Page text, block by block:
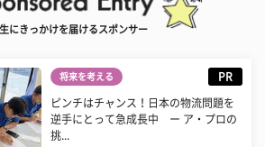
にきっかけを届けるスポンサー
将来を考える PR
ピンチはチャンス！日本の物流問題を
逆手にとって急成長中 ー ア・プロの
挑...